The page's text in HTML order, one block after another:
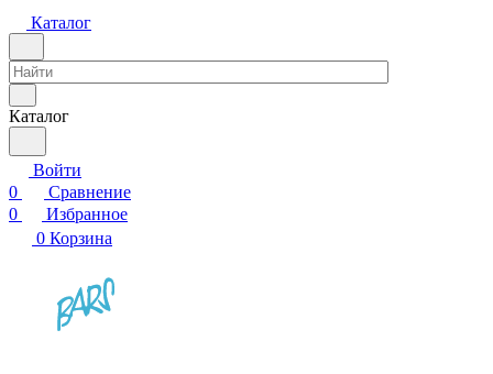
Каталог
Каталог
Войти
0
Сравнение
0
Избранное
0 Корзина